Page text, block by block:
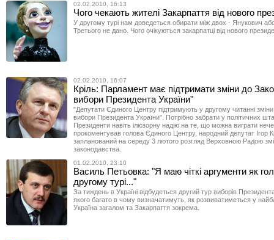
02.02.2010, 16:13
Чого чекають жителі Закарпаття від нового
У другому турі нам доведеться обирати між двох - Янукович
Третього не дано. Чого очікуються закарпатці від нового
02.02.2010, 16:07
Кріль: Парламент має підтримати зміни до
вибори Президента України"
"Депутати Єдиного Центру підтримують у другому читанні
вибори Президента України". Потрібно забрати у політичних
Президенти навіть ілюзорну надію на те, що можна виграти
прокоментував голова Єдиного Центру, народний депутат Ігор
запланований на середу 3 лютого розгляд Верховною Радою
законодавства.
01.02.2010, 23:10
Василь Петьовка: "Я маю чіткі аргументи як
другому турі..."
За тиждень в Україні відбудеться другий тур виборів
якого багато в чому визначатимуть, як розвиватиметься у
Україна загалом та Закарпаття зокрема.